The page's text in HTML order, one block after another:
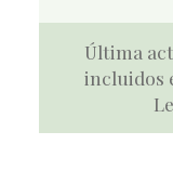
Última
incluidos